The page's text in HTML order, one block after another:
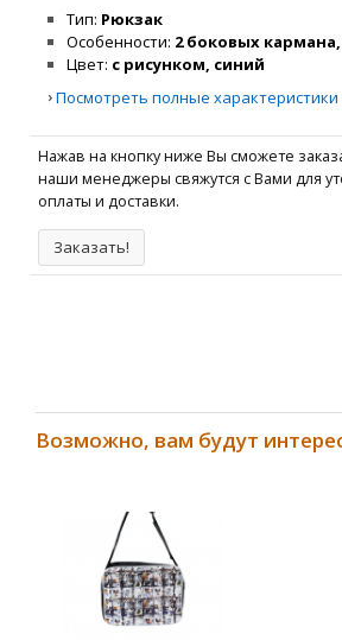
Тип Рюкзак
Особенности 2 боковых
Цвет с рисунком, синий
›Посмотреть полные характеристики
Нажав на кнопку ниже Вы сможете
наши менеджеры свяжутся с Вами для
оплаты и доставки.
Заказать!
Возможно, вам будут